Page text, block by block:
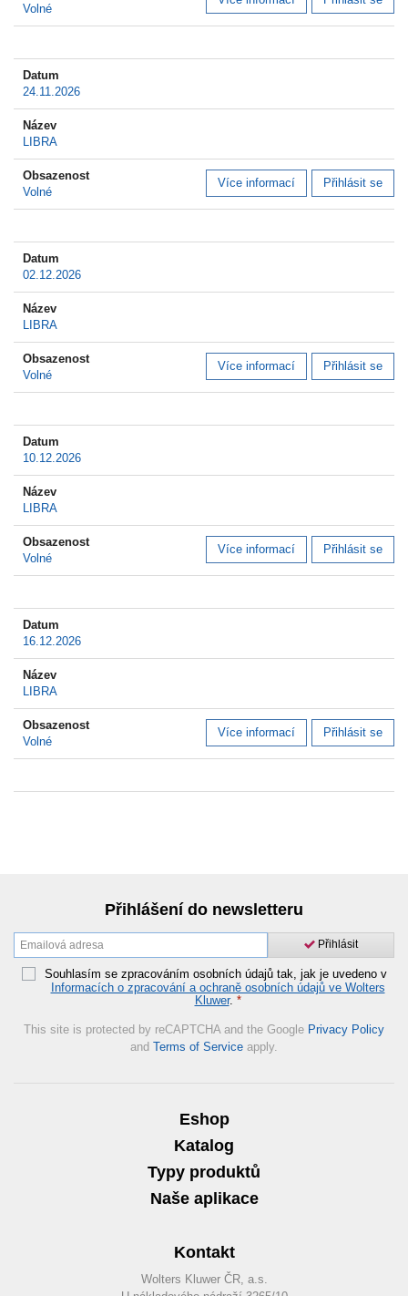
Volné
24.11.2026
LIBRA
Volné
Více informací Přihlásit se
02.12.2026
LIBRA
Volné
Více informací Přihlásit se
10.12.2026
LIBRA
Volné
Více informací Přihlásit se
16.12.2026
LIBRA
Volné
Více informací Přihlásit se
Přihlášení do newsletteru
Přihlásit
Souhlasím se zpracováním osobních údajů tak, jak je uvedeno v
Informacích o zpracování a ochraně osobních údajů ve Wolters
Kluwer. *
This site is protected by reCAPTCHA and the Google Privacy Policy
and Terms of Service apply.
Eshop
Katalog
Typy produktů
Naše aplikace
Kontakt
Wolters Kluwer ČR, a.s.